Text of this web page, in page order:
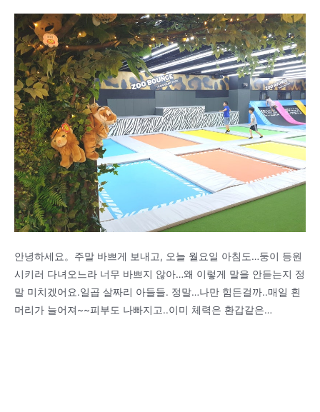
안녕하세요。주말 바쁘게 보내고, 오늘 월요일 아침도…둥이 등원
시키러 다녀오느라 너무 바쁘지 않아…왜 이렇게 말을 안듣는지 정
말 미치겠어요.일곱 살짜리 아들들. 정말…나만 힘든걸까..매일 흰
머리가 늘어져~~피부도 나빠지고..이미 체력은 환갑같은…